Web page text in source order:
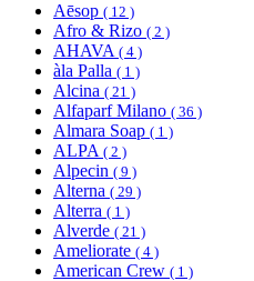
Aēsop ( 12 )
Afro & Rizo ( 2 )
AHAVA ( 4 )
àla Palla ( 1 )
Alcina ( 21 )
Alfaparf Milano ( 36 )
Almara Soap ( 1 )
ALPA ( 2 )
Alpecin ( 9 )
Alterna ( 29 )
Alterra ( 1 )
Alverde ( 21 )
Ameliorate ( 4 )
American Crew ( 1 )